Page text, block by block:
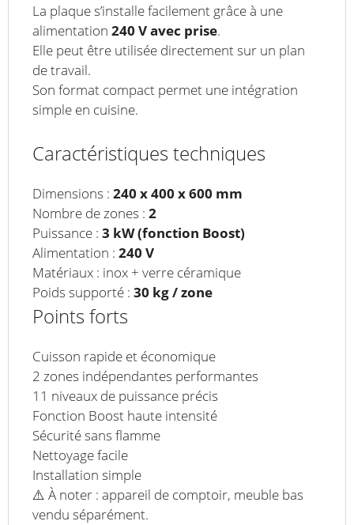
La plaque s’installe facilement grâce à une
alimentation 240 V avec prise.
Elle peut être utilisée directement sur un plan
de travail.
Son format compact permet une intégration
simple en cuisine.
Caractéristiques techniques
Dimensions : 240 x 400 x 600 mm
Nombre de zones : 2
Puissance : 3 kW (fonction Boost)
Alimentation : 240 V
Matériaux : inox + verre céramique
Poids supporté : 30 kg / zone
Points forts
Cuisson rapide et économique
2 zones indépendantes performantes
11 niveaux de puissance précis
Fonction Boost haute intensité
Sécurité sans flamme
Nettoyage facile
Installation simple
⚠️ À noter : appareil de comptoir, meuble bas
vendu séparément.